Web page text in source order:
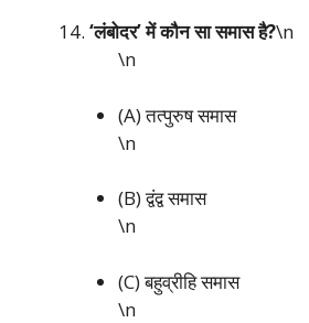
‘लंबोदर’ में कौन सा समास है?\n
\n
(A) तत्पुरुष समास
\n
(B) द्वंद्व समास
\n
(C) बहुव्रीहि समास
\n